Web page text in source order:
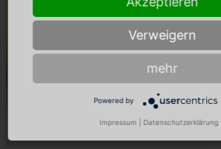
Verweigern
mehr
Powered by
Impressum Datenschutzerklärung